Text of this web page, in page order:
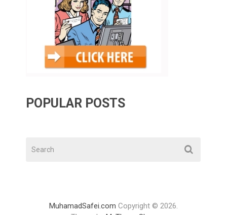
POPULAR POSTS
MuhamadSafei.com Copyright © 2026.